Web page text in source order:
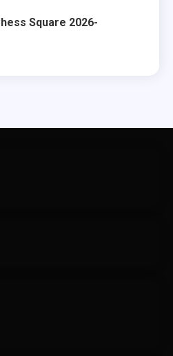
Square 2026-